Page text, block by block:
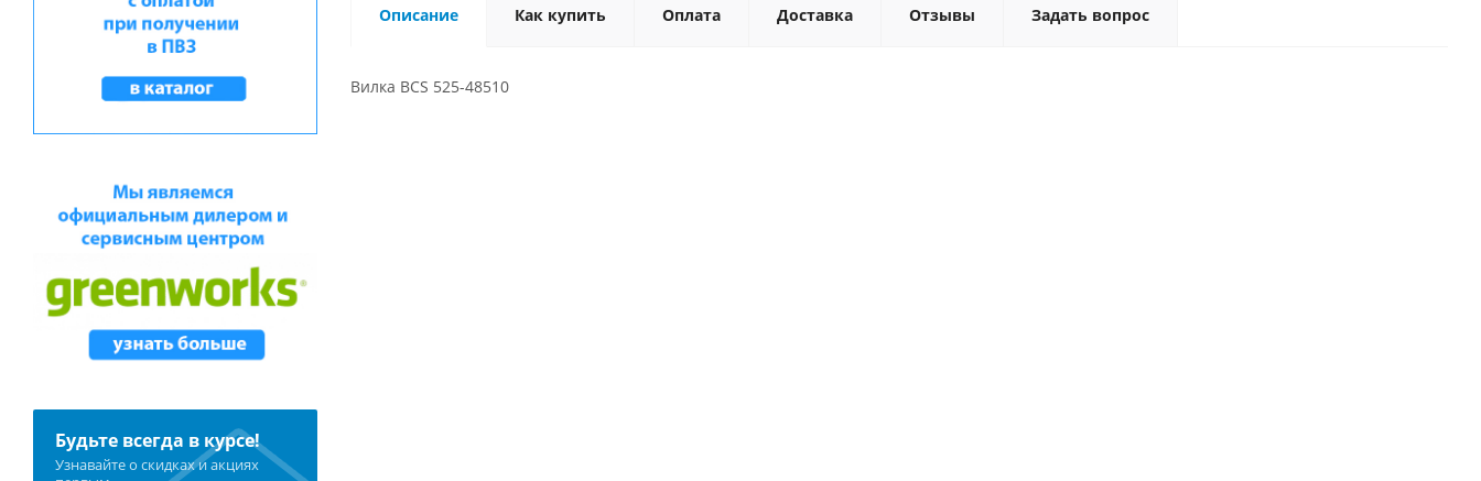
Описание Как купить Оплата Доставка Отзывы Задать вопрос
Вилка BCS 525-48510
Будьте всегда в курсе!
Узнавайте о скидках и акциях